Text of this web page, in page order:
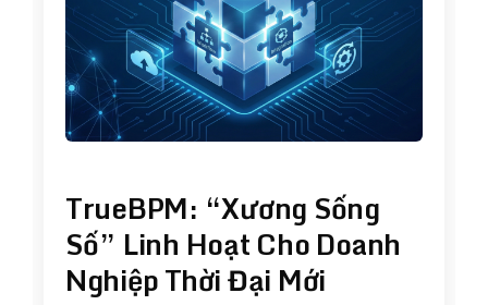
TrueBPM: “Xương Sống
Số” Linh Hoạt Cho Doanh
Nghiệp Thời Đại Mới